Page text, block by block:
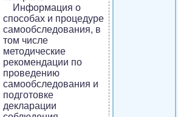
Информация о
способах и процедуре
самообследования, в
том числе
методические
рекомендации по
проведению
самообследования и
подготовке
декларации